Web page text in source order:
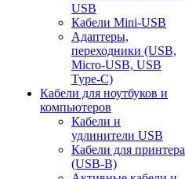
USB
Кабели Mini-USB
Адаптеры,
переходники (USB,
Micro-USB, USB
Type-C)
Кабели для ноутбуков и
компьютеров
Кабели и
удлинители USB
Кабели для принтера
(USB-B)